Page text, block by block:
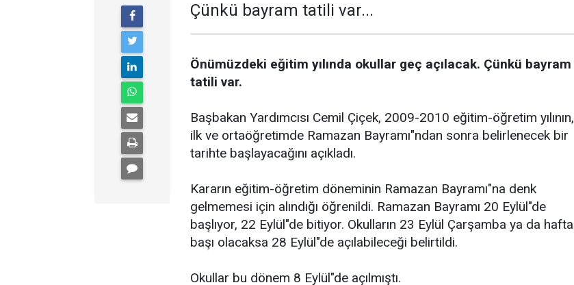
Çünkü bayram tatili var...
Önümüzdeki eğitim yılında okullar geç açılacak. Çünkü bayram
tatili var.
Başbakan Yardımcısı Cemil Çiçek, 2009-2010 eğitim-öğretim yılının,
ilk ve ortaöğretimde Ramazan Bayramı"ndan sonra belirlenecek bir
tarihte başlayacağını açıkladı.
Kararın eğitim-öğretim döneminin Ramazan Bayramı"na denk
gelmemesi için alındığı öğrenildi. Ramazan Bayramı 20 Eylül"de
başlıyor, 22 Eylül"de bitiyor. Okulların 23 Eylül Çarşamba ya da hafta
başı olacaksa 28 Eylül"de açılabileceği belirtildi.
Okullar bu dönem 8 Eylül"de açılmıştı.